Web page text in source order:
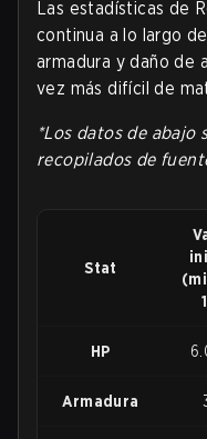
Las estadísticas de
continua a lo largo
armadura y daño de
vez más difícil de
*Los datos de abajo
recopilados de
Stat
HP
Armadura